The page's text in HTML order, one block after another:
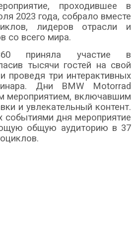
проходившее в
2023 года, собрало вместе
лидеров отрасли и
со всего мира.
приняла участие в
тысячи гостей на свой
проведя три интерактивных
Дни BMW Motorrad
мероприятием, включавшим
и увлекательный контент.
событиями дня мероприятие
общую аудиторию в 37